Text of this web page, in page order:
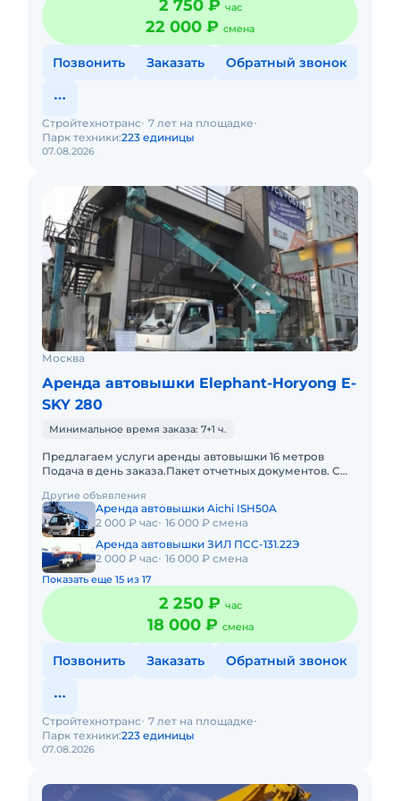
2 750 ₽ час
22 000 ₽ смена
Позвонить Заказать Обратный звонок
07.08.2026
Стройтехнотранс 7 лет на площадке
Парк техники:223 единицы
Москва
Аренда автовышки Elephant-Horyong E-
SKY 280
Минимальное время заказа: 7+1 ч.
Предлагаем услуги аренды автовышки 16 метров
Подача в день заказа.Пакет отчетных документов. С
стоимость.Долгосрочная аренда. Крат
Другие объявления
Аренда автовышки Aichi ISH50A
2 000 ₽ час 16 000 ₽ смена
Аренда автовышки ЗИЛ ПСС-131.22Э
2 000 ₽ час 16 000 ₽ смена
Показать еще 15 из 17
2 250 ₽ час
18 000 ₽ смена
Позвонить Заказать Обратный звонок
07.08.2026
Стройтехнотранс 7 лет на площадке
Парк техники:223 единицы